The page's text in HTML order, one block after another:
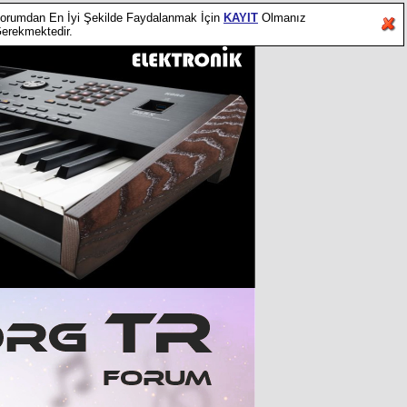
En İyi Şekilde Faydalanmak İçin KAYIT Olmanız